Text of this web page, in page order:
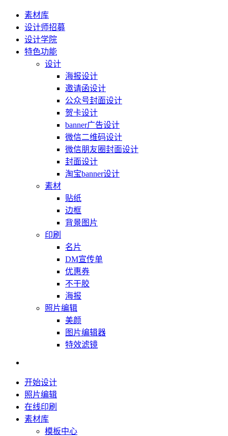
素材库
设计师招募
设计学院
特色功能
设计
海报设计
邀请函设计
公众号封面设计
贺卡设计
banner广告设计
微信二维码设计
微信朋友圈封面设计
封面设计
淘宝banner设计
素材
贴纸
边框
背景图片
印刷
名片
DM宣传单
优惠券
不干胶
海报
照片编辑
美颜
图片编辑器
特效滤镜
开始设计
照片编辑
在线印刷
素材库
模板中心